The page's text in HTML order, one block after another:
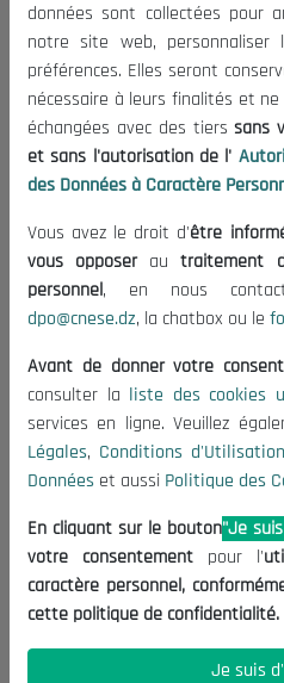
Le CNESE
A Propos
Le président
Organisation
Publications
Informations
Appels d'offres et
Mentions Légales
Conditions d'Utilisation
Politique de Protection
Politique des Cookies
Nous Contacter
(+213) 021 98 01
contact@cnese.dz
Suggestions ou
Newsletter
dernières nouvelles.
données sont collectées pour
notre site web,
préférences. Elles seront
nécessaire à leurs finalités et
échangées avec des tierssans
et sans l'autorisation de l'
des Données à Caractère
Vous avez le droit d'être
vous opposerautraitement
personnel, en nous
dpo@cnese.dz, la chatbox ou le
Avant de donner votre
consulter la liste des cookies
services en ligne. Veuillez
Légales, Conditions d'Utilisation
Données et aussi Politique des
En cliquant sur le bouton"Je
votre consentement pour l'
caractère personnel,
cette politique de confidentialité.
Je suis